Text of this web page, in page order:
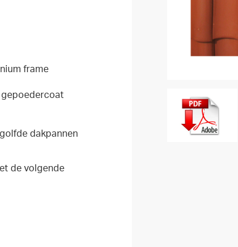
frame
gepoedercoat
dakpannen
de volgende